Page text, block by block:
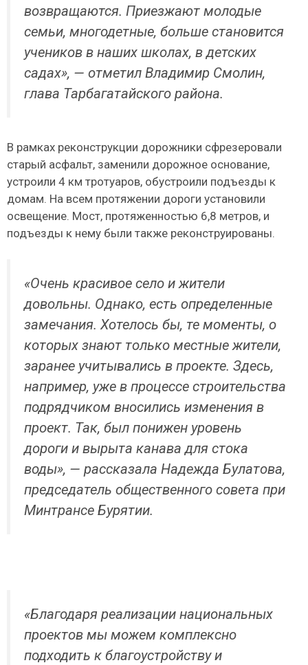
возвращаются. Приезжают молодые
семьи, многодетные, больше становится
учеников в наших школах, в детских
садах», — отметил Владимир Смолин,
глава Тарбагатайского района.
В рамках реконструкции дорожники сфрезеровали
старый асфальт, заменили дорожное основание,
устроили 4 км тротуаров, обустроили подъезды к
домам. На всем протяжении дороги установили
освещение. Мост, протяженностью 6,8 метров, и
подъезды к нему были также реконструированы.
«Очень красивое село и жители
довольны. Однако, есть определенные
замечания. Хотелось бы, те моменты, о
которых знают только местные жители,
заранее учитывались в проекте. Здесь,
например, уже в процессе строительства
подрядчиком вносились изменения в
проект. Так, был понижен уровень
дороги и вырыта канава для стока
воды», — рассказала Надежда Булатова,
председатель общественного совета при
Минтрансе Бурятии.
«Благодаря реализации национальных
проектов мы можем комплексно
подходить к благоустройству и